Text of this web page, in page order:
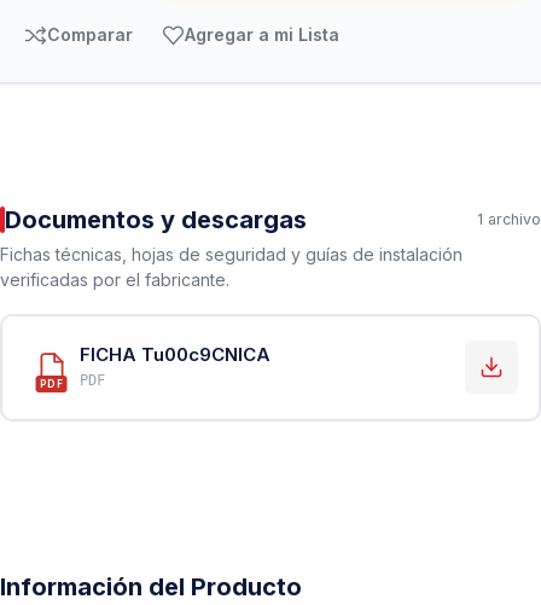
Comparar Agregar a mi Lista
Documentos y descargas 1 archivo
Fichas técnicas, hojas de seguridad y guías de instalación
verificadas por el fabricante.
PDF
FICHA Tu00c9CNICA
PDF
Información del Producto